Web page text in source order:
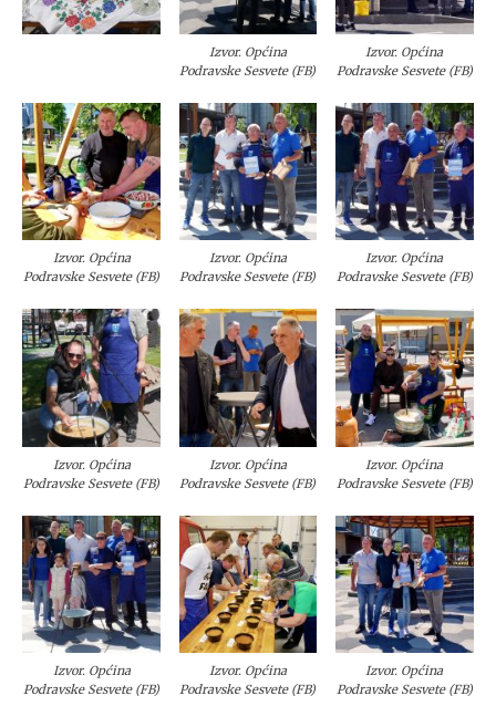
Izvor. Općina
Podravske Sesvete (FB)
Izvor. Općina
Podravske Sesvete (FB)
Izvor. Općina
Podravske Sesvete (FB)
Izvor. Općina
Podravske Sesvete (FB)
Izvor. Općina
Podravske Sesvete (FB)
Izvor. Općina
Podravske Sesvete (FB)
Izvor. Općina
Podravske Sesvete (FB)
Izvor. Općina
Podravske Sesvete (FB)
Izvor. Općina
Podravske Sesvete (FB)
Izvor. Općina
Podravske Sesvete (FB)
Izvor. Općina
Podravske Sesvete (FB)